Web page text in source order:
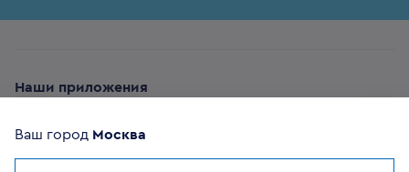
Наши приложения
Ваш город Москва